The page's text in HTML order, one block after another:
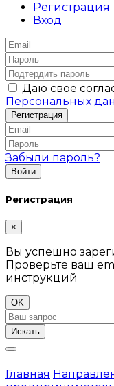
Регистрация
Вход
Даю свое
Персональных
Забыли пароль?
Регистрация
×
Вы успешно
Проверьте ваш
инструкций
OK
Искать
Главная